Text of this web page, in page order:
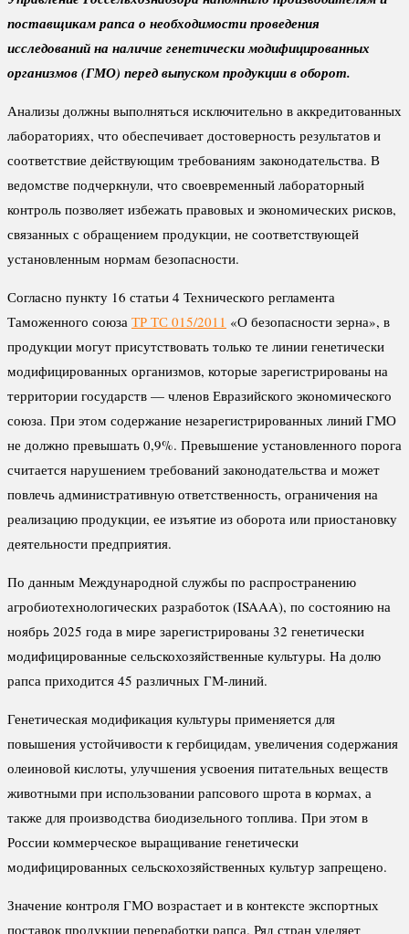
поставщикам рапса о необходимости проведения
исследований на наличие генетически модифицированных
организмов (ГМО) перед выпуском продукции в оборот.
Анализы должны выполняться исключительно в аккредитованных
лабораториях, что обеспечивает достоверность результатов и
соответствие действующим требованиям законодательства. В
ведомстве подчеркнули, что своевременный лабораторный
контроль позволяет избежать правовых и экономических рисков,
связанных с обращением продукции, не соответствующей
установленным нормам безопасности.
Согласно пункту 16 статьи 4 Технического регламента
Таможенного союза ТР ТС 015/2011 «О безопасности зерна», в
продукции могут присутствовать только те линии генетически
модифицированных организмов, которые зарегистрированы на
территории государств — членов Евразийского экономического
союза. При этом содержание незарегистрированных линий ГМО
не должно превышать 0,9%. Превышение установленного порога
считается нарушением требований законодательства и может
повлечь административную ответственность, ограничения на
реализацию продукции, ее изъятие из оборота или приостановку
деятельности предприятия.
По данным Международной службы по распространению
агробиотехнологических разработок (ISAAA), по состоянию на
ноябрь 2025 года в мире зарегистрированы 32 генетически
модифицированные сельскохозяйственные культуры. На долю
рапса приходится 45 различных ГМ-линий.
Генетическая модификация культуры применяется для
повышения устойчивости к гербицидам, увеличения содержания
олеиновой кислоты, улучшения усвоения питательных веществ
животными при использовании рапсового шрота в кормах, а
также для производства биодизельного топлива. При этом в
России коммерческое выращивание генетически
модифицированных сельскохозяйственных культур запрещено.
Значение контроля ГМО возрастает и в контексте экспортных
поставок продукции переработки рапса. Ряд стран уделяет